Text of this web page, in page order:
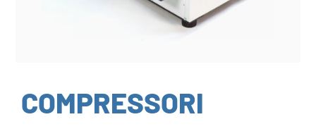
COMPRESSORI